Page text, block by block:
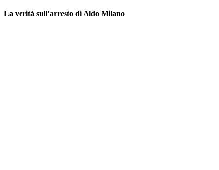
La verità sull’arresto di Aldo Milano